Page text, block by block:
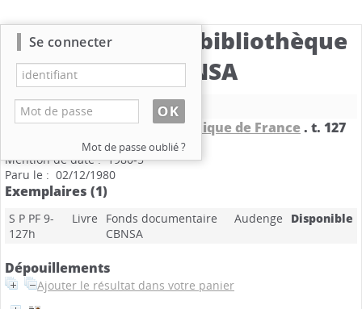
Catalogue de la bibliothèque
du CBNSA
Nouvelle recherche
Bulletin de la Société Botanique de France . t. 127
Lettres botaniques
Mention de date : 1980-5
Paru le : 02/12/1980
Exemplaires (1)
S P PF 9-
127h
Livre
Fonds documentaire
CBNSA
Audenge Disponible
Dépouillements
Ajouter le résultat dans votre panier
Se connecter
Mot de passe oublié ?